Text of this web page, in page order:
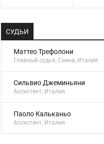
СУДЬИ
Маттео Трефолони
Главный судья, Сиена, Италия
Сильвио Джеминьяни
Ассистент, Италия
Паоло Кальканьо
Ассистент, Италия